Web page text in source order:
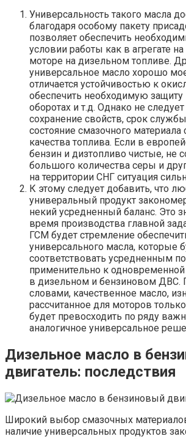
Универсальность такого масла
благодаря особому пакету
позволяет обеспечить
условии работы как в агрегате
моторе на дизельном топливе.
универсальное масло хорошо
отличается устойчивостью к
обеспечить необходимую
оборотах и т.д. Однако не
сохранение свойств, срок
состояние смазочного материала
качества топлива. Если в
бензин и дизтопливо чистые, не
большого количества серы и
на территории СНГ ситуация
К этому следует добавить, что
универальный продукт
некий усредненный баланс. Это
время производства главной
ГСМ будет стремление
универсального масла, которые
соответствовать усредненным
применительно к одновременной
в дизельном и бензиновом ДВС.
словами, качественное масло,
рассчитанное для моторов
будет превосходить по ряду
аналогичное универсальное
Дизельное масло в
двигатель: последствия
Широкий выбор смазочных
наличие универсальных продуктов